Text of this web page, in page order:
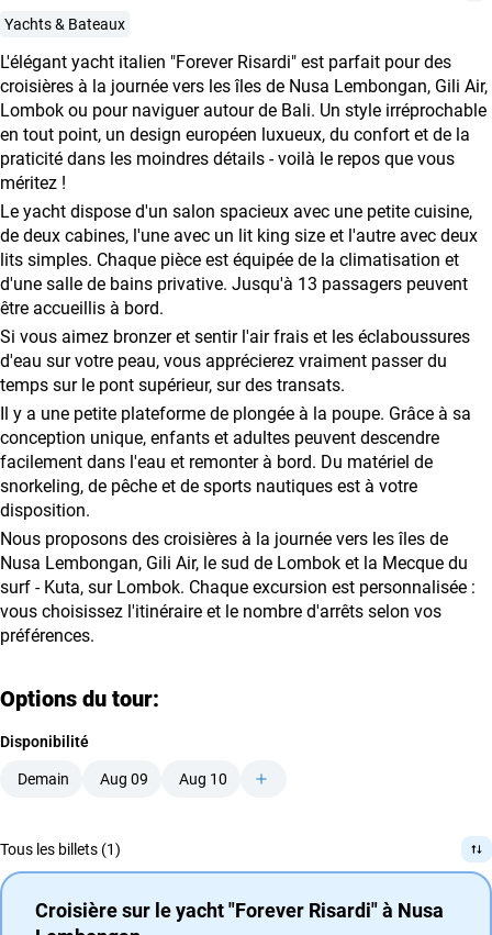
Coopération
les
agences
de
voyage
Conditions
générales
Yachts & Bateaux
L'élégant yacht italien "Forever Risardi" est parfait pour des
croisières à la journée vers les îles de Nusa Lembongan, Gili Air,
Lombok ou pour naviguer autour de Bali. Un style irréprochable
en tout point, un design européen luxueux, du confort et de la
praticité dans les moindres détails - voilà le repos que vous
méritez !
Le yacht dispose d'un salon spacieux avec une petite cuisine,
de deux cabines, l'une avec un lit king size et l'autre avec deux
lits simples. Chaque pièce est équipée de la climatisation et
d'une salle de bains privative. Jusqu'à 13 passagers peuvent
être accueillis à bord.
Si vous aimez bronzer et sentir l'air frais et les éclaboussures
d'eau sur votre peau, vous apprécierez vraiment passer du
temps sur le pont supérieur, sur des transats.
Il y a une petite plateforme de plongée à la poupe. Grâce à sa
conception unique, enfants et adultes peuvent descendre
facilement dans l'eau et remonter à bord. Du matériel de
snorkeling, de pêche et de sports nautiques est à votre
disposition.
Nous proposons des croisières à la journée vers les îles de
Nusa Lembongan, Gili Air, le sud de Lombok et la Mecque du
surf - Kuta, sur Lombok. Chaque excursion est personnalisée :
vous choisissez l'itinéraire et le nombre d'arrêts selon vos
préférences.
Options du tour:
Disponibilité
Demain Aug 09 Aug 10
Tous les billets (1)
Croisière sur le yacht "Forever Risardi" à Nusa